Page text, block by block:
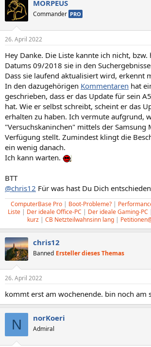
MORPEUS
Commander PRO
26. April 2022
Hey Danke. Die Liste kannte ich nicht,
Datums 09/2018 sie in den
Dass sie laufend aktualisiert wird, erkennt
In den dazugehörigen Kommentaren hat
geschrieben, dass er das Update für sein
hat. Wie er selbst schreibt, scheint er das
erhalten zu haben. Ich vermute aufgrund,
"Versuchskaninchen" mittels der Samsung
Verfügung stellt. Zumindest klingt die
ein wenig danach.
Ich kann warten.
BTT
@chris12 Für was hast Du Dich
ComputerBase Pro| Boot-Probleme?|
Liste| Der ideale Office-PC | Der ideale Gaming-PC
kurz | CB Netzteilwahnsinn lang |
chris12
Banned Ersteller dieses Themas
26. April 2022
kommt erst am wochenende. bin noch am
N norKoeri
Admiral